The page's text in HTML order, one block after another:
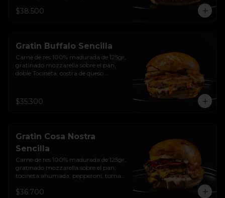
crujiente, cilantro, cebolla encurtida,
$38.500
Gratin Buffalo Sencilla
Carne de res 100% madurada de 125gr,
gratinado mozzarella sobre el pan,
doble Tocineta, costra de queso
levemente picante y pan brioche
sellado.
$35.300
Gratin Cosa Nostra
Sencilla
Carne de res 100% madurada de 125gr,
gratinado mozzarella sobre el pan,
tocineta ahumada, pepperoni, tomate
crocante, mermelada de arándanos,
$36.700